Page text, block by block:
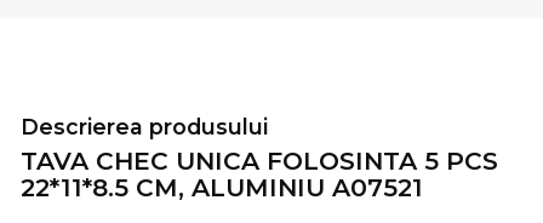
Descrierea produsului
TAVA CHEC UNICA FOLOSINTA 5 PCS
22*11*8.5 CM, ALUMINIU A07521